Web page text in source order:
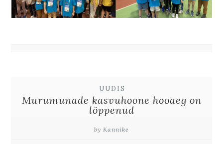
UUDIS
Murumunade kasvuhoone hooaeg on
lõppenud
by Kannike